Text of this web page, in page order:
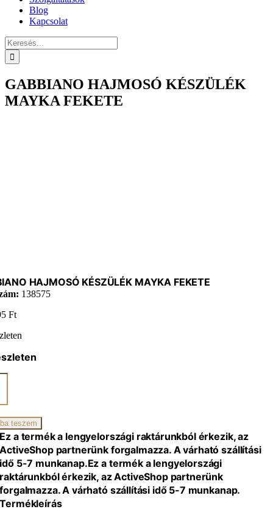
Blog
Kapcsolat
Keresés...
GABBIANO HAJMOSÓ KÉSZÜLÉK
MAYKA FEKETE
HAJMOSÓ KÉSZÜLÉK MAYKA FEKETE
138575
Ft
teszem
Ez a termék a lengyelországi raktárunkból érkezik, az
ActiveShop partnerünk forgalmazza. A várható szállítási
idő 5-7 munkanap.Ez a termék a lengyelországi
raktárunkból érkezik, az ActiveShop partnerünk
forgalmazza. A várható szállítási idő 5-7 munkanap.
Termékleírás